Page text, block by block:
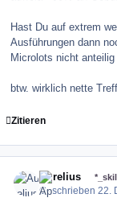
Hast Du auf extrem
Ausführungen dann
Microlots nicht
btw. wirklich nette
Zitieren
Aurelius
Geschrieben22.